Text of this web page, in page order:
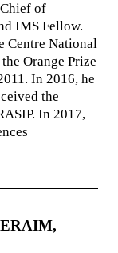
of
IMS Fellow.
Centre National
Orange Prize
In 2016, he
the
In 2017,